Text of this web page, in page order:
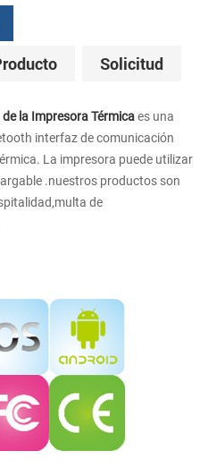
Solicitud
la Impresora Térmicaes una
interfaz de comunicación
La impresora puede utilizar
.nuestros productos son
de